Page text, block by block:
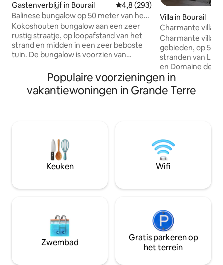
Gastenverblijf in Bourail Gemiddelde beoordeling van
4,8 (293)
Balinese bungalow op 50 meter van het
strand
Kokoshouten bungalow aan een zeer
rustig straatje, op loopafstand van het
strand en midden in een zeer beboste
tuin. De bungalow is voorzien van
magnetron, waterkoker. Beddengoed
en handdoeken aanwezig. Buiten, een
keuken met een gasvuur, sommige
gasten die ons nog steeds op elk
gewenst moment kunnen bellen. De
buurt is rustig, op het schiereiland La
Roche Percée, tussen zee en rivier.
wandelingen en ontdekkingen in de
bungalow ligt op 8 km van het dorp
Bourail, het strand van La Roche Percée
is aangegeven, bij de ingang van het
huis is er een bord "De Bungalow". Er is
Villa in Bourail
Charmante villa
stranden
Charmante villa
gebieden, op 5-7
stranden van La
en Domaine de
op 15 minuten van het
een heuvel,
en biedt het een
tarief voor 2
één slaapkamer.
slaapkamer te
Populaire voorzieningen in
vakantiewoningen in Grande Terre
Keuken Wifi
Zwembad
Gratis parkeren op
het terrein